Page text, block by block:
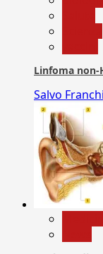
Linfoma non-
Salvo